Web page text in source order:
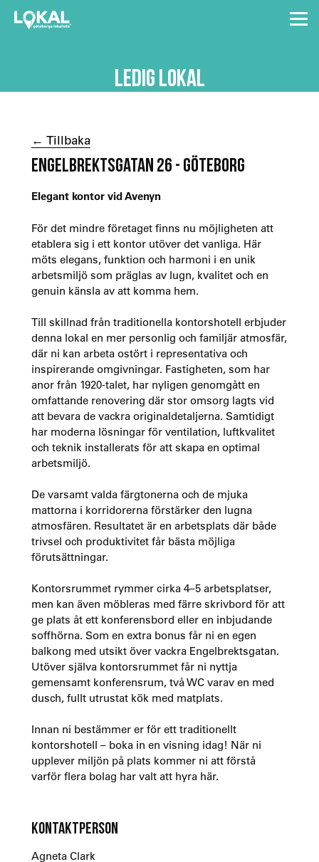
LEDIG LOKAL
← Tillbaka
ENGELBREKTSGATAN 26 - GÖTEBORG
Elegant kontor vid Avenyn
För det mindre företaget finns nu möjligheten att
etablera sig i ett kontor utöver det vanliga. Här
möts elegans, funktion och harmoni i en unik
arbetsmiljö som präglas av lugn, kvalitet och en
genuin känsla av att komma hem.
Till skillnad från traditionella kontorshotell erbjuder
denna lokal en mer personlig och familjär atmosfär,
där ni kan arbeta ostört i representativa och
inspirerande omgivningar. Fastigheten, som har
anor från 1920-talet, har nyligen genomgått en
omfattande renovering där stor omsorg lagts vid
att bevara de vackra originaldetaljerna. Samtidigt
har moderna lösningar för ventilation, luftkvalitet
och teknik installerats för att skapa en optimal
arbetsmiljö.
De varsamt valda färgtonerna och de mjuka
mattorna i korridorerna förstärker den lugna
atmosfären. Resultatet är en arbetsplats där både
trivsel och produktivitet får bästa möjliga
förutsättningar.
Kontorsrummet rymmer cirka 4–5 arbetsplatser,
men kan även möbleras med färre skrivbord för att
ge plats åt ett konferensbord eller en inbjudande
soffhörna. Som en extra bonus får ni en egen
balkong med utsikt över vackra Engelbrektsgatan.
Utöver själva kontorsrummet får ni nyttja
gemensamt konferensrum, två WC varav en med
dusch, fullt utrustat kök med matplats.
Innan ni bestämmer er för ett traditionellt
kontorshotell – boka in en visning idag! När ni
upplever miljön på plats kommer ni att förstå
varför flera bolag har valt att hyra här.
KONTAKTPERSON
Agneta Clark